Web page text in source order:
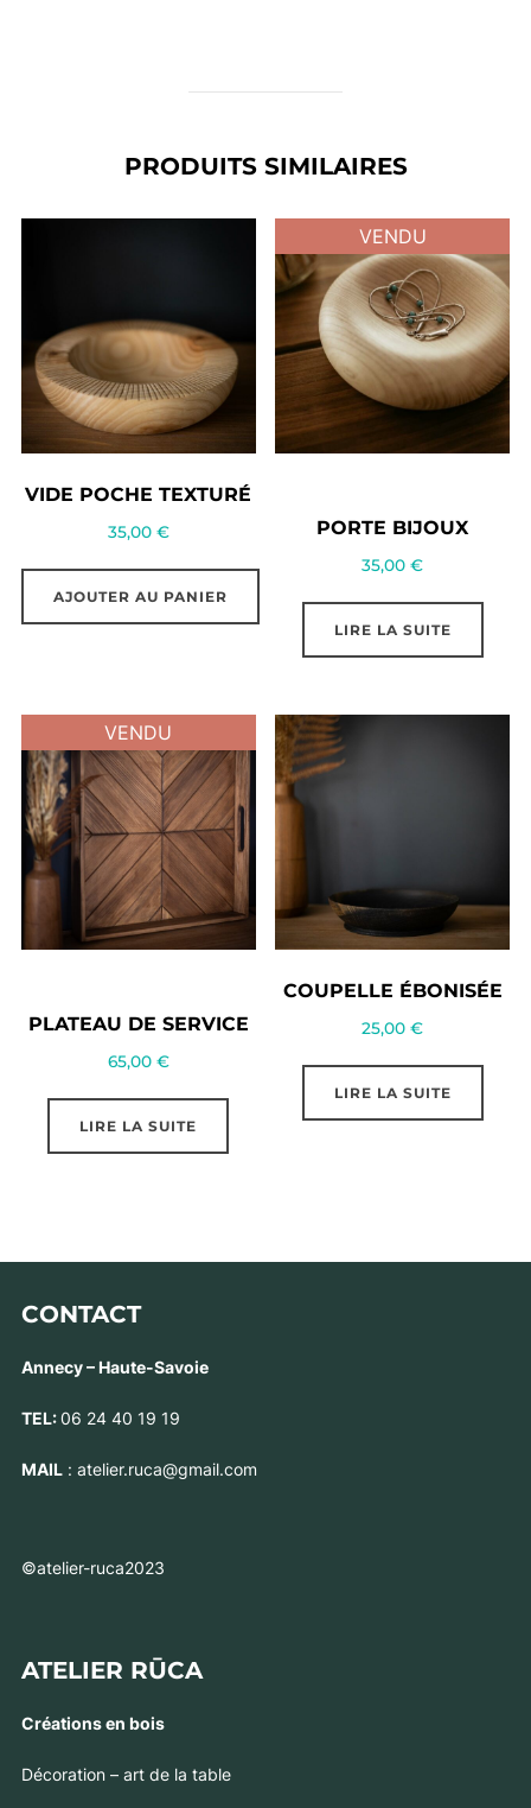
PRODUITS SIMILAIRES
VIDE POCHE TEXTURÉ
35,00 €
AJOUTER AU PANIER
VENDU
PORTE BIJOUX
35,00€
LIRE LA SUITE
VENDU
PLATEAU DE SERVICE
65,00 €
LIRE LA SUITE
COUPELLE ÉBONISÉE
25,00€
LIRE LA SUITE
CONTACT
Annecy – Haute-Savoie
TEL:06 24 40 19 19
MAIL: atelier.ruca@gmail.com
©atelier-ruca2023
ATELIER RŪCA
Créations en bois
Décoration – art de la table